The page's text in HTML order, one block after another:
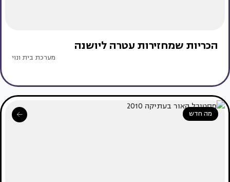
הכריות שמחזירות עטרה ליושנה
מערכת בית ונוי
מה חדש